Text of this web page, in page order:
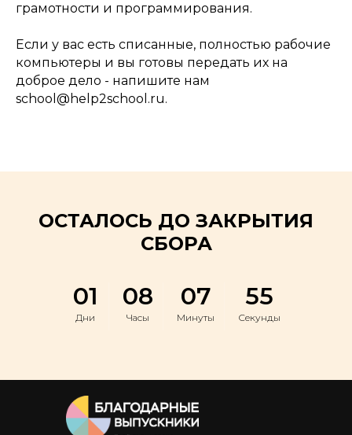
грамотности и программирования.
Если у вас есть списанные, полностью рабочие
компьютеры и вы готовы передать их на
доброе дело - напишите нам
school@help2school.ru.
ОСТАЛОСЬ ДО ЗАКРЫТИЯ
СБОРА
01
Дни
08
Часы
07
Минуты
55
Секунды